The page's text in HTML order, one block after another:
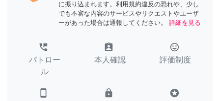
に振り込まれます。利用規約違反の恐れや、少し
でも不審な内容のサービスやリクエストやユーザ
ーがあった場合は通報してください。
詳細を見る
perm_phone_msg
パトロー
ル
assignment_ind
本人確認
tag_faces
評価制度
smartphone lock stars